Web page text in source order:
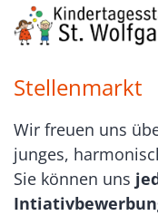
Zum Inhalt springen
Stellenmarkt
Wir freuen uns
junges,
Sie können uns